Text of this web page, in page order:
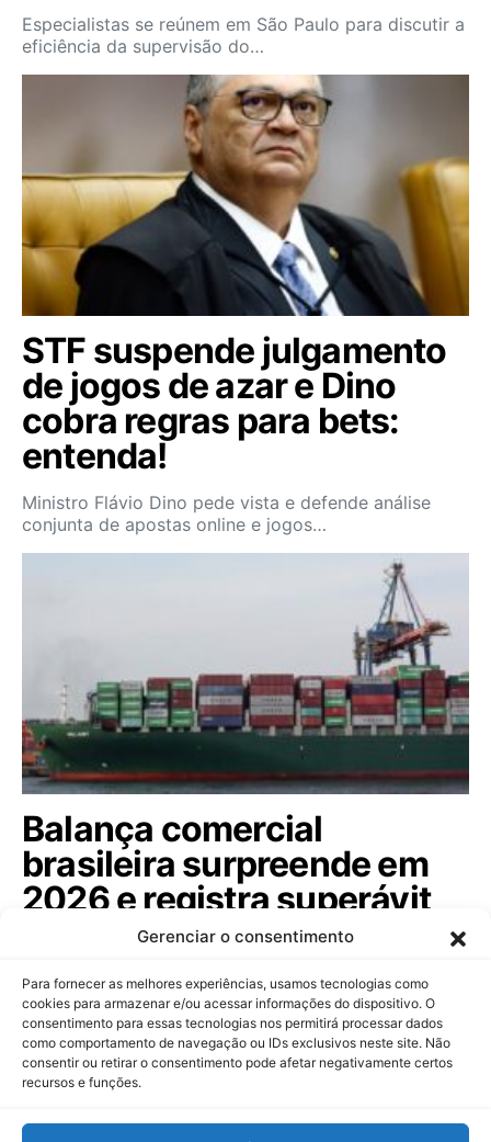
Gerenciar o consentimento
Para fornecer as melhores experiências, usamos tecnologias como
cookies para armazenar e/ou acessar informações do dispositivo. O
consentimento para essas tecnologias nos permitirá processar dados
como comportamento de navegação ou IDs exclusivos neste site. Não
consentir ou retirar o consentimento pode afetar negativamente certos
recursos e funções.
Especialistas se reúnem em São Paulo para discutir a
eficiência da supervisão do…
STF suspende julgamento
de jogos de azar e Dino
cobra regras para bets:
entenda!
Ministro Flávio Dino pede vista e defende análise
conjunta de apostas online e jogos…
Balança comercial
brasileira surpreende em
2026 e registra superávit
de US$ 7,1 bi em julho
Com exportações em alta no setor extrativo e
agropecuário, o Brasil acumula saldo…
Dinheiropédia